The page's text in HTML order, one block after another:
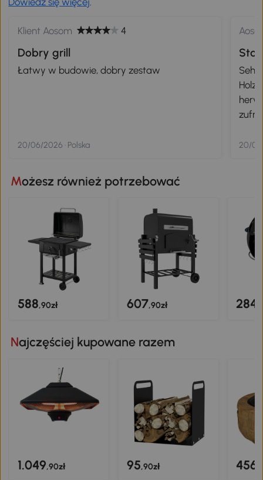
Klient Aosom 4
Dobry grill
Łatwy w budowie, dobry zestaw
20/06/2026 · Polska
Sehr
20/
Możesz również potrzebować
588,90zł 607,90zł 284
Najczęściej kupowane razem
1.049,90zł 95,90zł 456